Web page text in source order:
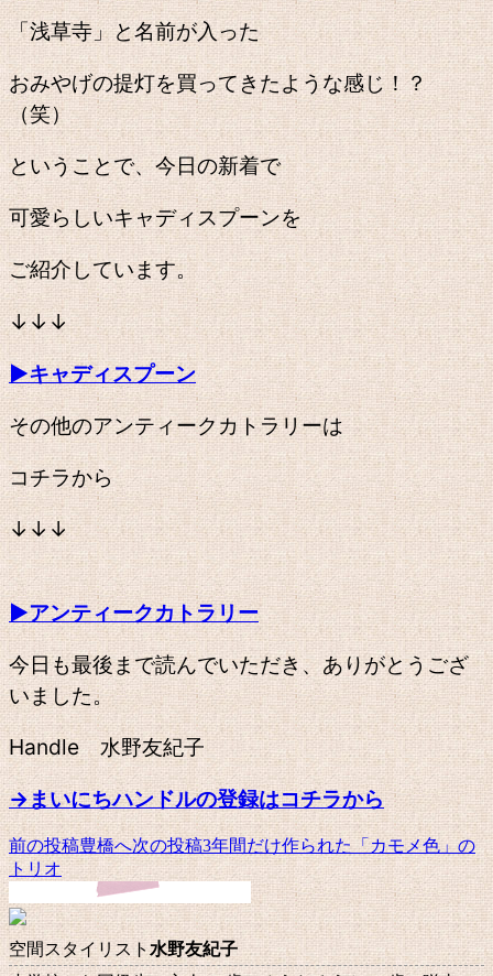
「浅草寺」と名前が入った
おみやげの提灯を買ってきたような感じ！？
（笑）
ということで、今日の新着で
可愛らしいキャディスプーンを
ご紹介しています。
↓↓↓
▶キャディスプーン
その他のアンティークカトラリーは
コチラから
↓↓↓
▶アンティークカトラリー
今日も最後まで読んでいただき、ありがとうござ
いました。
Handle 水野友紀子
→まいにちハンドルの登録はコチラから
投
稿
ナ
ビ
前の投稿豊橋へ次の投稿3年間だけ作られた「カモメ色」の
トリオ
空間スタイリスト水野友紀子